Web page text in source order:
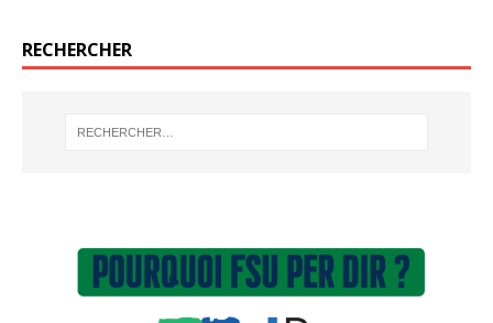
RECHERCHER